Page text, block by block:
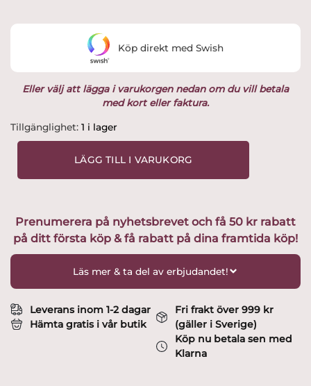
var:
2,495 kr.1,899 kr.
Eller välj att lägga i varukorgen nedan om du vill betala
med kort eller faktura.
Tillgänglighet: 1 i lager
Gustavsberg
Katten
Vit
LÄGG TILL I VARUKORG
Köp direkt med Swish
Prenumerera på nyhetsbrevet och få 50 kr rabatt
på ditt första köp & få rabatt på dina framtida köp!
Läs mer & ta del av erbjudandet!
Leverans inom 1-2 dagar
Hämta gratis i vår butik
Fri frakt över 999 kr
(gäller i Sverige)
Köp nu betala sen med
Klarna